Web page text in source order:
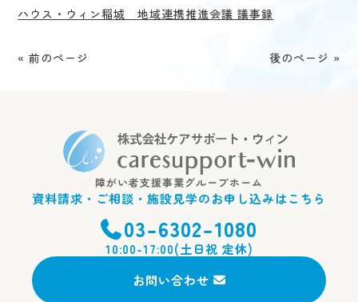
ハウス・ウィン稲城 地域連携推進会議 議事録
« 前のページ 後のページ »
障がい者支援事業グループホーム
資料請求・ご相談・施設見学のお申し込みはこちら
お問い合わせ
03-6302-1080
10:00-17:00(土日祝 定休)